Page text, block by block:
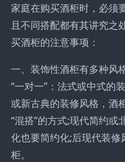
家庭在购买酒柜时，必须
且不同搭配都有其讲究之
买酒柜的注意事项：
一、装饰性酒柜有多种风
“一对一”：法式或中式的
或新古典的装修风格，酒
“混搭”的方式;现代简约
化也要简约化;后现代装
柜。